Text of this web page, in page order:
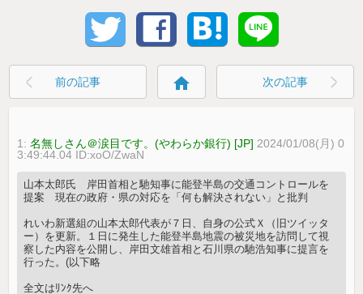
前の記事 home 次の記事
1:名無しさん＠涙目です。(やわらか銀行) [JP] 2024/01/08(月) 0
3:49:44.04 ID:xoO/ZwaN
山本太郎氏 岸田首相と馳知事に能登半島の交通コントロールを
提案 現在の政府・県の対応を「何も解決されない」と批判
れいわ新選組の山本太郎代表が７日、自身の公式Ｘ（旧ツイッタ
ー）を更新。１日に発生した能登半島地震の被災地を訪問して視
察した内容を公開し、岸田文雄首相と石川県の馳浩知事に提言を
行った。(以下略
全文はﾘﾝｸ先へ